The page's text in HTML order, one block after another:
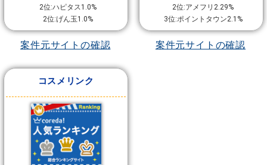
2位:ハピタス1.0%
2位:げん玉1.0%
案件元サイトの確認
2位:アメフリ2.29%
3位:ポイントタウン2.1%
案件元サイトの確認
コスメリンク